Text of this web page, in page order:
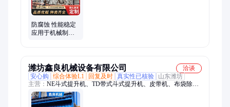
备、不锈钢净化塔、玻璃钢酸雾塔
防腐蚀 性能稳定
应用于机械制造
潍坊鑫良机械设备有限公司
洽谈
安心购
综合体验L1 回复及时 真实性已核验
山东潍坊
主营： NE斗式提升机、TD带式斗式提升机、皮带机、布袋除尘
器、链板输送机、螺旋输送机、U型螺旋输送机、大倾角皮带输
送机、刮板输送机、螺旋称、轻型链板输送机、无轴螺旋输送